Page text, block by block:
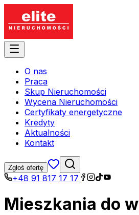
O nas
Praca
Skup Nieruchomości
Wycena Nieruchomości
Certyfikaty energetyczne
Kredyty
Aktualności
Kontakt
Zgłoś ofertę
+48 91 817 17 17
Mieszkania do